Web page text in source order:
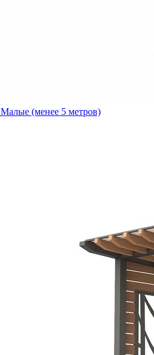
Малые (менее 5 метров)